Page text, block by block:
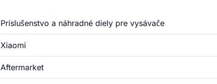
Príslušenstvo a náhradné diely pre vysávače
Xiaomi
Aftermarket